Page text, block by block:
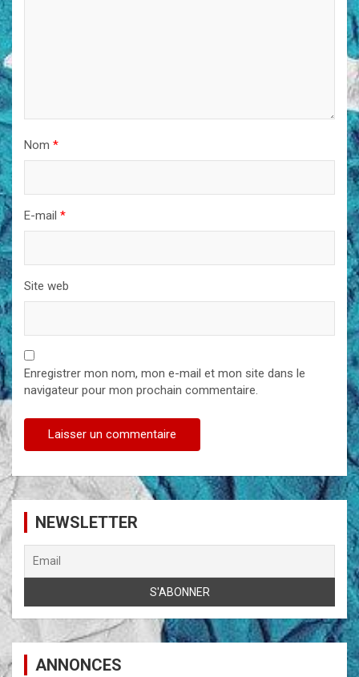
Nom *
E-mail *
Site web
Enregistrer mon nom, mon e-mail et mon site dans le
navigateur pour mon prochain commentaire.
NEWSLETTER
ANNONCES